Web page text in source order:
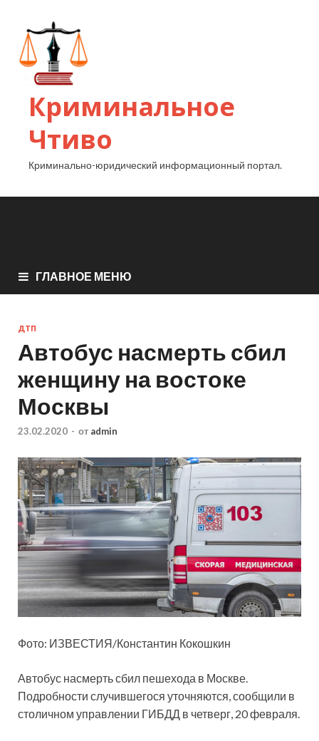
Криминальное
Чтиво
Криминально-юридический информационный портал.
ГЛАВНОЕ МЕНЮ
ДТП
Автобус насмерть сбил
женщину на востоке
Москвы
23.02.2020 - от admin
Фото: ИЗВЕСТИЯ/Константин Кокошкин
Автобус насмерть сбил пешехода в Москве.
Подробности случившегося уточняются, сообщили в
столичном управлении ГИБДД в четверг, 20 февраля.